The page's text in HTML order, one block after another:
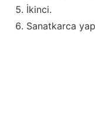
İkinci.
Sanatkarca